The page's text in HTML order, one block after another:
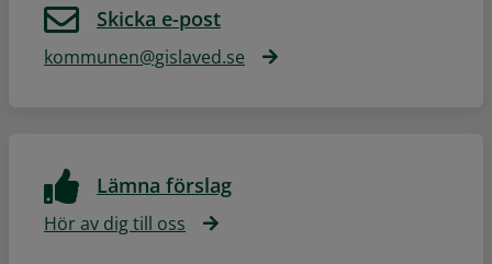
Skicka e-post
kommunen@gislaved.se
Lämna förslag
Hör av dig till oss